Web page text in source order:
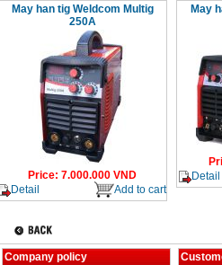
May han tig Weldcom Multig
250A
Price: 7.000.000 VND
Detail
Add to cart
May
Detail
Company policy